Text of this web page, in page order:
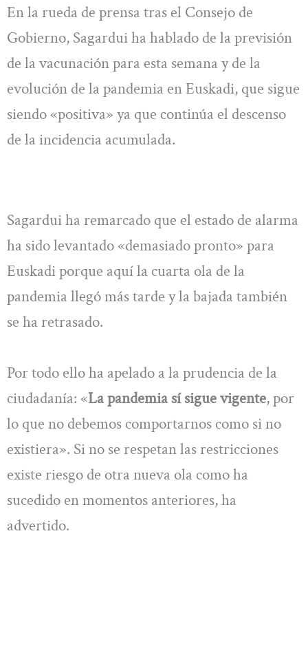
En la rueda de prensa tras el Consejo de
Gobierno, Sagardui ha hablado de la previsión
de la vacunación para esta semana y de la
evolución de la pandemia en Euskadi, que sigue
siendo «positiva» ya que continúa el descenso
de la incidencia acumulada.
Sagardui ha remarcado que el estado de alarma
ha sido levantado «demasiado pronto» para
Euskadi porque aquí la cuarta ola de la
pandemia llegó más tarde y la bajada también
se ha retrasado.
Por todo ello ha apelado a la prudencia de la
ciudadanía: «La pandemia sí sigue vigente, por
lo que no debemos comportarnos como si no
existiera». Si no se respetan las restricciones
existe riesgo de otra nueva ola como ha
sucedido en momentos anteriores, ha
advertido.